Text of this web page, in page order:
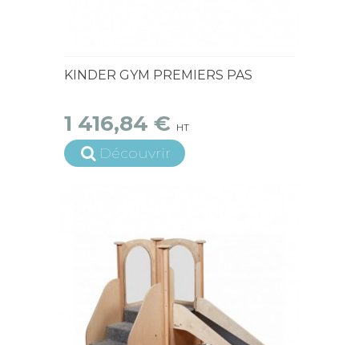
KINDER GYM PREMIERS PAS
1 416,84 € HT
Découvrir